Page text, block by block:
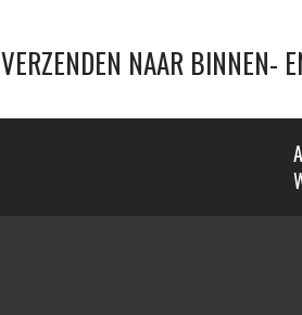
VERZENDEN NAAR BINNEN-